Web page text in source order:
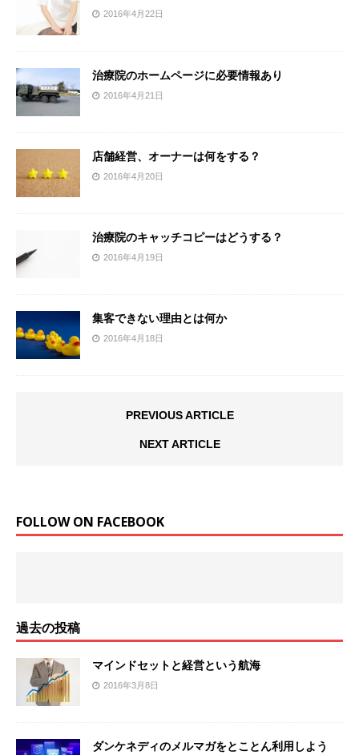
2016年4月22日
治療院のホームページに必要情報あり
2016年4月21日
店舗経営、オーナーは何をする？
2016年4月20日
治療院のキャッチコピーはどうする？
2016年4月19日
集客できない理由とは何か
2016年4月18日
PREVIOUS ARTICLE
NEXT ARTICLE
FOLLOW ON FACEBOOK
過去の投稿
マインドセットと経営という航海
2016年3月8日
ダンケネディのメルマガをとことん利用しよう